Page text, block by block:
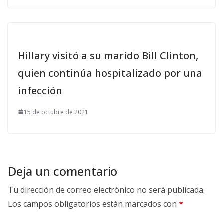
Hillary visitó a su marido Bill Clinton,
quien continúa hospitalizado por una
infección
15 de octubre de 2021
Deja un comentario
Tu dirección de correo electrónico no será publicada.
Los campos obligatorios están marcados con *